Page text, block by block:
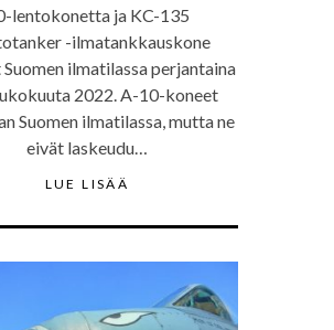
lentokonetta ja KC-135
-ilmatankkauskone
ilmatilassa perjantaina
2022. A-10-koneet
Suomen ilmatilassa, mutta ne
eivät laskeudu…
LUE LISÄÄ